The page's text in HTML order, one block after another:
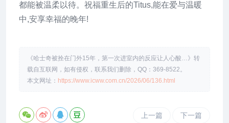
都能被温柔以待。祝福重生后的Titus,能在爱与温暖
中,安享幸福的晚年!
《哈士奇被拴在门外15年，第一次进室内的反应让人心酸…》转
载自互联网，如有侵权，联系我们删除，QQ：369-8522。
本文网址： https://www.icww.com.cn/2026/06/136.html
上一篇 下一篇